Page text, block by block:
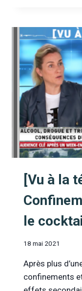
TV]
LE
:
UN
[Vu à la
le
18 mai 2021
Après plus
confinements